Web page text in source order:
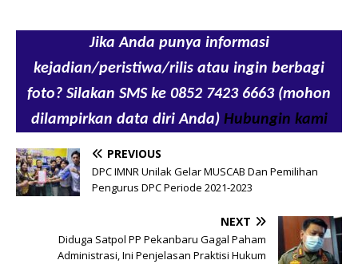
Jika Anda punya informasi
kejadian/peristiwa/rilis atau ingin berbagi
foto? Silakan SMS ke 0852 7423 6663 (mohon
dilampirkan data diri Anda) Hubungin kami
PREVIOUS
DPC IMNR Unilak Gelar MUSCAB Dan Pemilihan
Pengurus DPC Periode 2021-2023
NEXT
Diduga Satpol PP Pekanbaru Gagal Paham
Administrasi, Ini Penjelasan Praktisi Hukum